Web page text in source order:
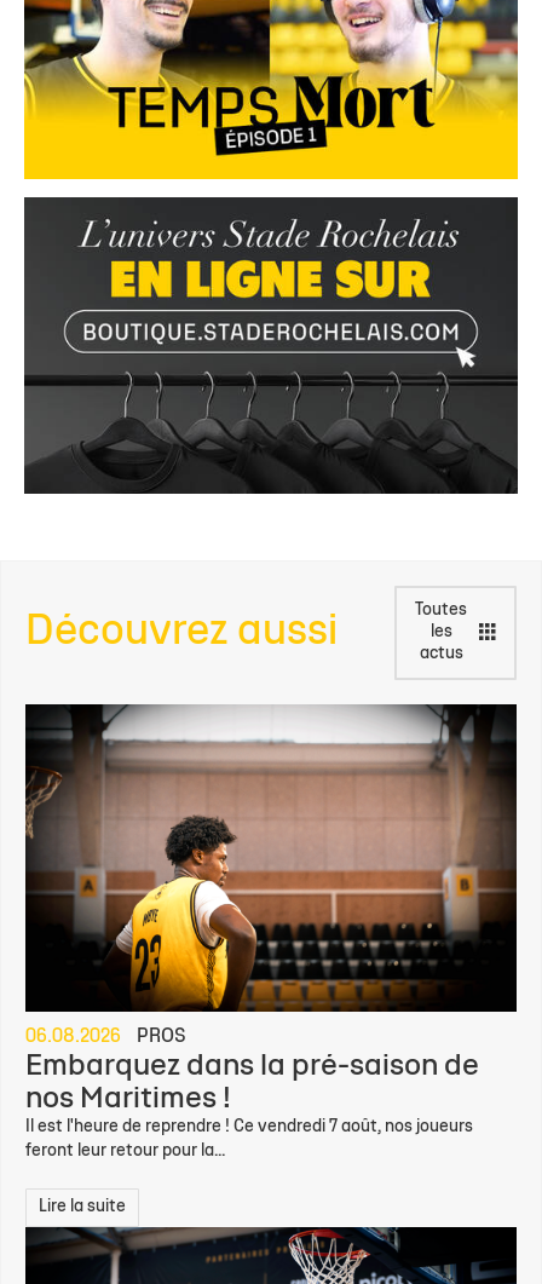
Découvrez aussi
Toutes
les
actus
06.08.2026 PROS
Embarquez dans la pré-saison de
nos Maritimes !
Il est l'heure de reprendre ! Ce vendredi 7 août, nos joueurs
feront leur retour pour la...
Lire la suite